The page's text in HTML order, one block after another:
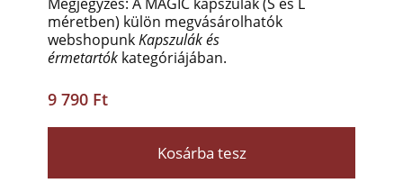
méretben) külön megvásárolhatók
webshopunkKapszulák és
érmetartók kategóriájában.
9 790 Ft
Kosárba tesz